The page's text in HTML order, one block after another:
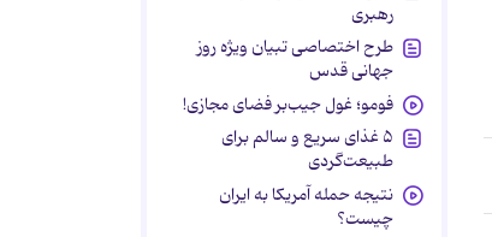
رهبری
طرح اختصاصی تبیان ویژه روز
جهانی قدس
فومو؛ غول جیب‌بر فضای مجازی!
۵ غذای سریع و سالم برای
طبیعت‌گردی
نتیجه حمله آمریکا به ایران
چیست؟